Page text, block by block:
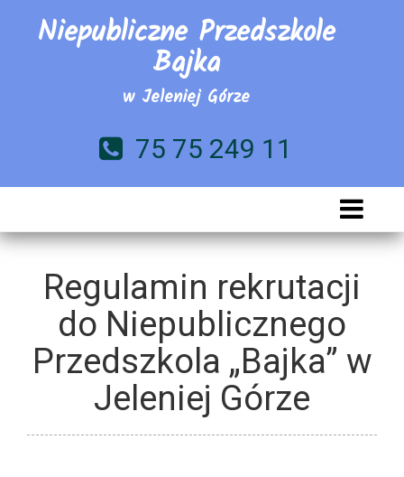
Niepubliczne Przedszkole
Bajka
w Jeleniej Górze
75 75 249 11
Regulamin rekrutacji
do Niepublicznego
Przedszkola „Bajka” w
Jeleniej Górze